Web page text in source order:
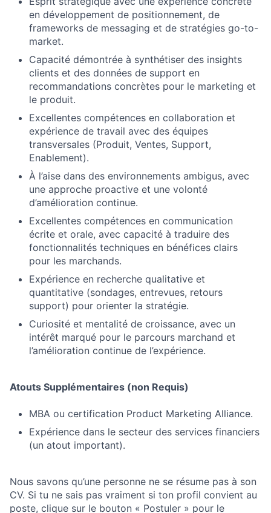
en développement de positionnement, de
frameworks de messaging et de stratégies go-to-
market.
Capacité démontrée à synthétiser des insights
clients et des données de support en
recommandations concrètes pour le marketing et
le produit.
Excellentes compétences en collaboration et
expérience de travail avec des équipes
transversales (Produit, Ventes, Support,
Enablement).
À l’aise dans des environnements ambigus, avec
une approche proactive et une volonté
d’amélioration continue.
Excellentes compétences en communication
écrite et orale, avec capacité à traduire des
fonctionnalités techniques en bénéfices clairs
pour les marchands.
Expérience en recherche qualitative et
quantitative (sondages, entrevues, retours
support) pour orienter la stratégie.
Curiosité et mentalité de croissance, avec un
intérêt marqué pour le parcours marchand et
l’amélioration continue de l’expérience.
Atouts Supplémentaires (non Requis)
MBA ou certification Product Marketing Alliance.
Expérience dans le secteur des services financiers
(un atout important).
Nous savons qu’une personne ne se résume pas à son
CV. Si tu ne sais pas vraiment si ton profil convient au
poste, clique sur le bouton « Postuler » pour le